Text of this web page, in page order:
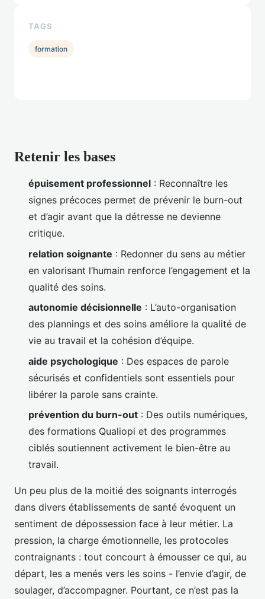
Retenir les bases
épuisement professionnel : Reconnaître les
signes précoces permet de prévenir le burn-out
et d’agir avant que la détresse ne devienne
critique.
relation soignante : Redonner du sens au métier
en valorisant l’humain renforce l’engagement et la
qualité des soins.
autonomie décisionnelle : L’auto-organisation
des plannings et des soins améliore la qualité de
vie au travail et la cohésion d’équipe.
aide psychologique : Des espaces de parole
sécurisés et confidentiels sont essentiels pour
libérer la parole sans crainte.
prévention du burn-out : Des outils numériques,
des formations Qualiopi et des programmes
ciblés soutiennent activement le bien-être au
travail.
Un peu plus de la moitié des soignants interrogés
dans divers établissements de santé évoquent un
sentiment de dépossession face à leur métier. La
pression, la charge émotionnelle, les protocoles
contraignants : tout concourt à émousser ce qui, au
départ, les a menés vers les soins - l’envie d’agir, de
soulager, d’accompagner. Pourtant, ce n’est pas la
TAGS
formation